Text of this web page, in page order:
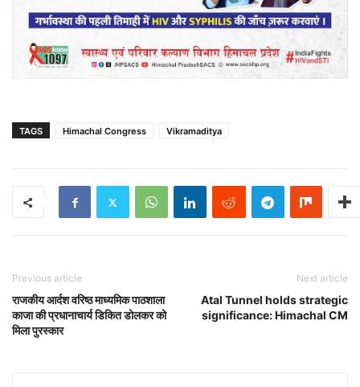
TAGS Himachal Congress Vikramaditya
Previous article
राजकीय आर्दश वरिष्ठ माध्यमिक पाठशाला
काजा की प्रधानाचार्य डिकित डोलकर को
मिला पुरस्कार
Next article
Atal Tunnel holds strategic
significance: Himachal CM